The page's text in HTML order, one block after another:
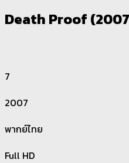
Death Proof
7
2007
พากย์ไทย
Full HD